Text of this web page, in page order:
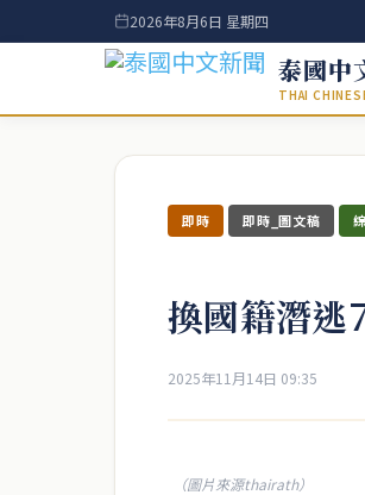
2026年8月6日 星期四
泰國中
THAI
即時 即時_圖文稿
換國籍潛逃
2025年11月14日 09:35
（圖片來源thairath）